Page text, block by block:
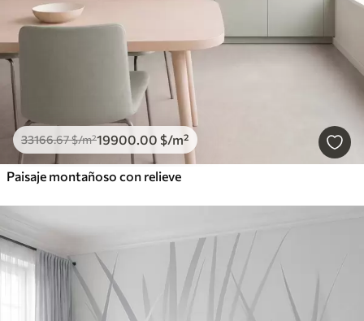
33166.67$/m²19900.00 $/m²
Paisaje montañoso con relieve